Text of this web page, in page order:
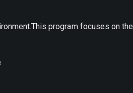
program focuses on the